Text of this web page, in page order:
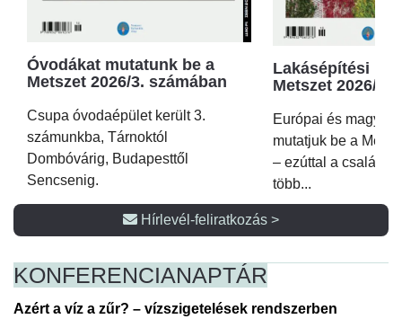
Óvodákat mutatunk be a
Metszet 2026/3. számában
Csupa óvodaépület került 3.
számunkba, Tárnoktól
Dombóvárig, Budapesttől
Sencsenig.
Lakásépítési
Metszet 2026/2.
Európai és magyar
mutatjuk be a
– ezúttal a családi
több...
Hírlevél-feliratkozás >
KONFERENCIANAPTÁR
Azért a víz a zűr? – vízszigetelések rendszerben